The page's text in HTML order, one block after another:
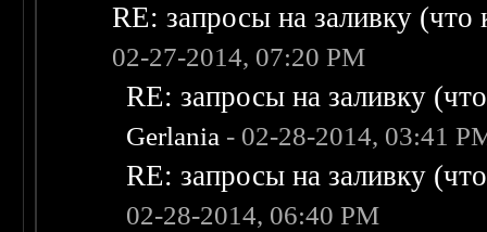
RE: запросы на заливку
02-27-2014, 07:20 PM
RE: запросы на заливку
Gerlania - 02-28-2014, 03:41
RE: запросы на заливку
02-28-2014, 06:40 PM